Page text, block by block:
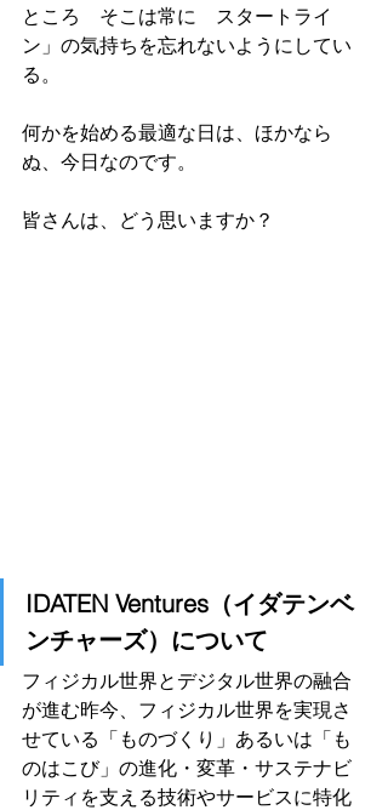
ところ　そこは常に　スタートライ
ン」の気持ちを忘れないようにしてい
る。
何かを始める最適な日は、ほかなら
ぬ、今日なのです。
皆さんは、どう思いますか？
IDATEN Ventures（イダテンベ
ンチャーズ）について
フィジカル世界とデジタル世界の融合
が進む昨今、フィジカル世界を実現さ
せている「ものづくり」あるいは「も
のはこび」の進化・変革・サステナビ
リティを支える技術やサービスに特化